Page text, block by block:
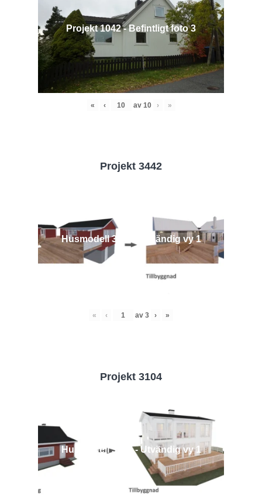
Projekt 1042 - Befintligt foto 3
« ‹ av 10 › »
Projekt 3442
Husmodell 3442 - Utvändig vy 1
« ‹ av 3 › »
Projekt 3104
Husmodell 3104 - Utvändig vy 1